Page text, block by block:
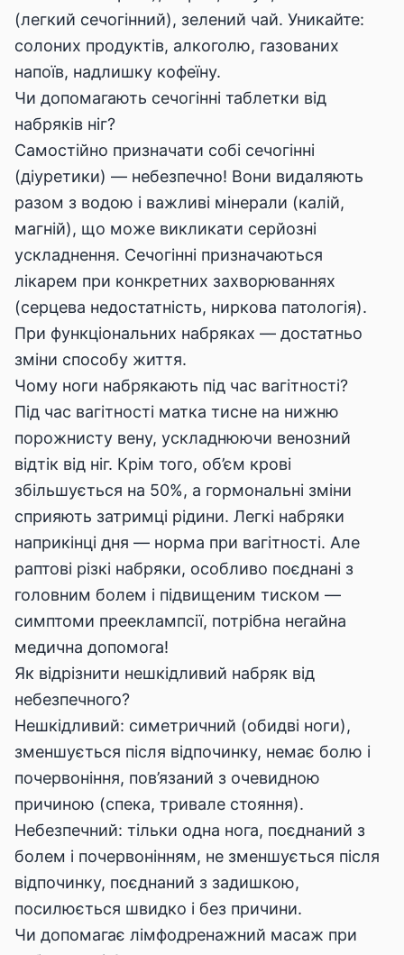
(легкий сечогінний), зелений чай. Уникайте:
солоних продуктів, алкоголю, газованих
напоїв, надлишку кофеїну.
Чи допомагають сечогінні таблетки від
набряків ніг?
Самостійно призначати собі сечогінні
(діуретики) — небезпечно! Вони видаляють
разом з водою і важливі мінерали (калій,
магній), що може викликати серйозні
ускладнення. Сечогінні призначаються
лікарем при конкретних захворюваннях
(серцева недостатність, ниркова патологія).
При функціональних набряках — достатньо
зміни способу життя.
Чому ноги набрякають під час вагітності?
Під час вагітності матка тисне на нижню
порожнисту вену, ускладнюючи венозний
відтік від ніг. Крім того, об’єм крові
збільшується на 50%, а гормональні зміни
сприяють затримці рідини. Легкі набряки
наприкінці дня — норма при вагітності. Але
раптові різкі набряки, особливо поєднані з
головним болем і підвищеним тиском —
симптоми прееклампсії, потрібна негайна
медична допомога!
Як відрізнити нешкідливий набряк від
небезпечного?
Нешкідливий: симетричний (обидві ноги),
зменшується після відпочинку, немає болю і
почервоніння, пов’язаний з очевидною
причиною (спека, тривале стояння).
Небезпечний: тільки одна нога, поєднаний з
болем і почервонінням, не зменшується після
відпочинку, поєднаний з задишкою,
посилюється швидко і без причини.
Чи допомагає лімфодренажний масаж при